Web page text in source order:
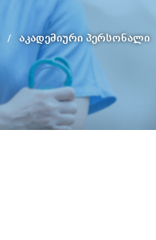
აკადემიური პერსონალი